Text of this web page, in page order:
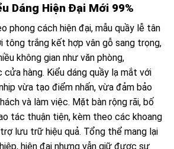
Dáng Hiện Đại Mới 99%
phong cách hiện đại, mẫu quầy lễ tân
tông trắng kết hợp vân gỗ sang trọng,
không gian như văn phòng,
cửa hàng. Kiểu dáng quầy lạ mắt với
vừa tạo điểm nhấn, vừa đảm bảo
và làm việc. Mặt bàn rộng rãi, bố
tác thuận tiện, kèm theo các khoang
lưu trữ hiệu quả. Tổng thể mang lại
hiện đại nhưng vẫn giữ được sự